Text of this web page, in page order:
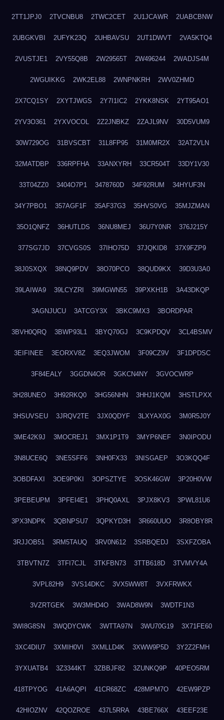
2TT1JPJ0 2TVCNBU8 2TWC2CET 2U1JCAWR 2UABCBNW
2UBGKVBI 2UFYK23Q 2UHBAVSU 2UT1DWVT 2VA5KTQ4
2VUSTJE1 2VY55Q8B 2W29565T 2W496244 2WADJS4M
2WGUIKKG 2WK2EL88 2WNPNKRH 2WV0ZHMD
2X7CQ1SY 2XYTJWGS 2Y7I1IC2 2YKK8NSK 2YT95AO1
2YV3O361 2YXVOCOL 2Z2JNBKZ 2ZAJL9NV 30D5VUM9
30W729OG 31BVSCBT 31L8FP95 31M0MR2X 32AT2VLN
32MATDBP 336RPFHA 33ANXYRH 33CR504T 33DY1V30
33T04ZZ0 3404O7P1 3478760D 34F92RUM 34HYUF3N
34Y7PBO1 357AGF1F 35AF37G3 35HVS0VG 35MJZMAN
35O1QNFZ 36HUTLDS 36NU8MEJ 36U7Y0NR 376J215Y
377SG7JD 37CVGS0S 37IHO75D 37JQKID8 37X9FZP9
38J0SXQX 38NQ9PDV 38O70PCO 38QUD9KX 39D3U3A0
39LAIWA9 39LCYZRI 39MGWN55 39PXKH1B 3A43DKQP
3AGNJUCU 3ATCGY3X 3BKC9MX3 3BORDPAR
3BVH0QRQ 3BWP93L1 3BYQ70GJ 3C9KPDQV 3CL4BSMV
3EIFINEE 3EORXV8Z 3EQ3JWOM 3F09CZ9V 3F1DPDSC
3F84EALY 3GGDN4OR 3GKCN4NY 3GVOCWRP
3H28UNEO 3H92RKQ0 3HG56NHN 3HHJ1KQM 3HSTLPXX
3HSUVSEU 3JRQV2TE 3JX0QDYF 3LXYAX0G 3M0R5J0Y
3ME42K9J 3MOCREJ1 3MX1P1T9 3MYP6NEF 3N0IPODU
3N8UCE6Q 3NE5SFF6 3NH0FX33 3NISGAEP 3O3KQQ4F
3OBDFAXI 3OE9P0KI 3OPSZTYE 3OSK46GW 3P20H0VW
3PEBEUPM 3PFEI4E1 3PHQ0AXL 3PJX8KV3 3PWL81U6
3PX3NDPK 3QBNPSU7 3QPKYD3H 3R660UUO 3R8OBY8R
3RJJOB51 3RM5TAUQ 3RV0N612 3SRBQEDJ 3SXFZOBA
3TBVTN7Z 3TFI7CJL 3TKFBN73 3TTB618D 3TVMVY4A
3VPL82H9 3VS14DKC 3VX5WW8T 3VXFRWKX
3VZRTGEK 3W3MHD4O 3WAD8W9N 3WDTF1N3
3WI8G8SN 3WQDYCWK 3WTTA97N 3WU70G19 3X71FE60
3XC4DIU7 3XMIH0VI 3XMLLD4K 3XWW9P5D 3Y2Z2FMH
3YXUATB4 3Z3344KT 3ZBBJF82 3ZUNKQ9P 40PEO5RM
418TPYOG 41A6AQPI 41CR68ZC 428MPM7O 42EW9PZP
42HIOZNV 42QOZROE 437L5RRA 43BE766X 43EEF23E